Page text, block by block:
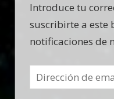
Introduce tu
suscribirte a este
notificaciones de
Dirección
de